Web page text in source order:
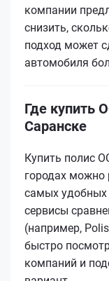
компании
снизить,
подход может
автомобиля
Где купить
Саранске
Купить полис
городах
самых удобных
сервисы
(например,
быстро
компаний и